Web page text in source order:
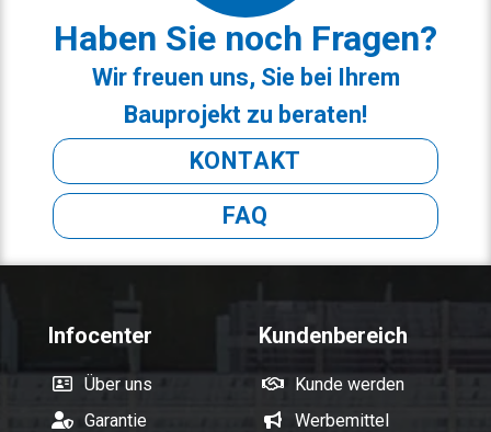
Haben Sie noch Fragen?
Wir freuen uns, Sie bei Ihrem
Bauprojekt zu beraten!
KONTAKT
FAQ
Infocenter
Über uns
Garantie
Kundenbereich
Kunde werden
Werbemittel